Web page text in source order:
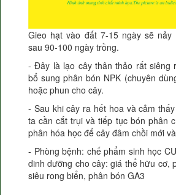
Gieo hạt vào đất 7-15 ngày sẽ nảy
sau 90-100 ngày trồng.
- Đây là lạo cây thân thảo rất siêng
bổ sung phân bón NPK (chuyên
hoặc phun cho cây.
- Sau khi cây ra hết hoa và cảm
ta cần cắt trụi và tiếp tục bón phân
phân hóa học để cây đâm chồi mới
- Phòng bệnh: chế phẩm sinh học
dinh dưỡng cho cây: giá thể hữu cơ,
siêu rong biển, phân bón GA3